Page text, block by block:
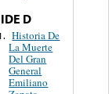
D
Historia De
La Muerte
Del Gran
General
Emiliano